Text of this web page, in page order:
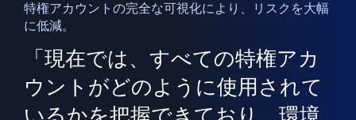
特権アカウントの完全な可視化により、リスクを大幅
に低減。
「現在では、すべての特権アカ
ウントがどのように使用されて